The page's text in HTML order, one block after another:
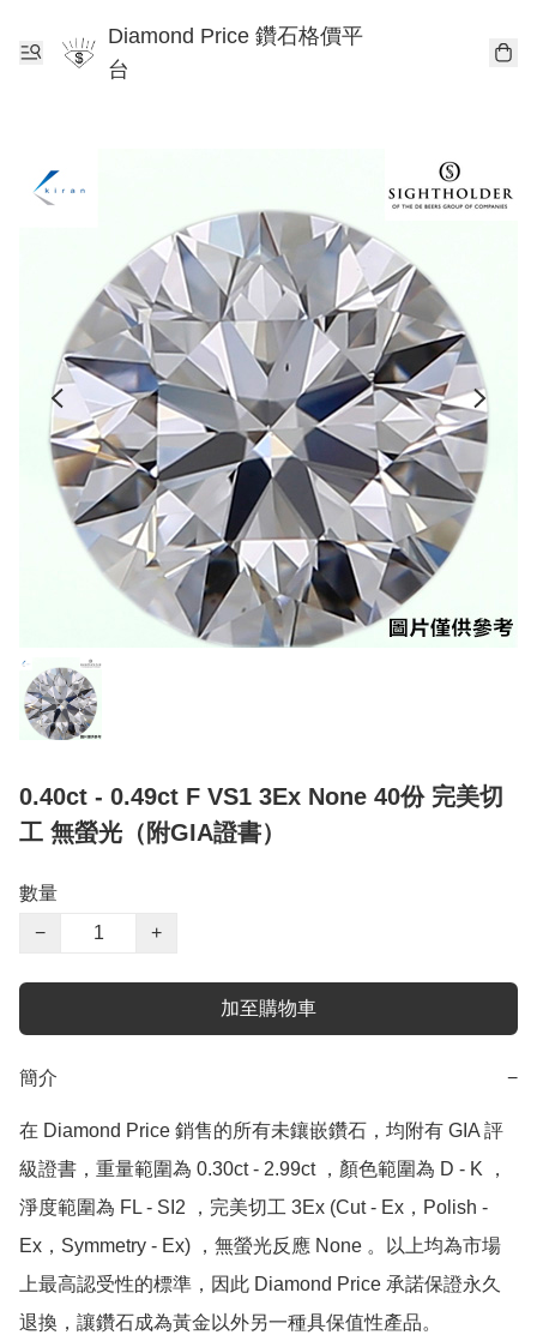
Diamond Price 鑽石格價平
台
0.40ct - 0.49ct F VS1 3Ex None 40份 完美切
工 無螢光（附GIA證書）
數量
−
+
加至購物車
簡介 −
在 Diamond Price 銷售的所有未鑲嵌鑽石，均附有 GIA 評
級證書，重量範圍為 0.30ct - 2.99ct ，顏色範圍為 D - K ，
淨度範圍為 FL - SI2 ，完美切工 3Ex (Cut - Ex，Polish -
Ex，Symmetry - Ex) ，無螢光反應 None 。以上均為市場
上最高認受性的標準，因此 Diamond Price 承諾保證永久
退換，讓鑽石成為黃金以外另一種具保值性產品。